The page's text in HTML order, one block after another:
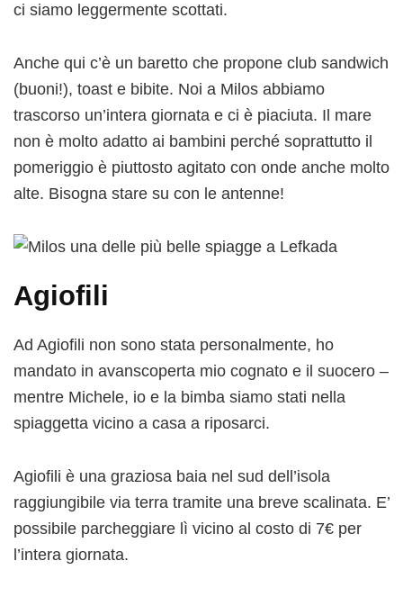
ci siamo leggermente scottati.
Anche qui c’è un baretto che propone club sandwich
(buoni!), toast e bibite. Noi a Milos abbiamo
trascorso un’intera giornata e ci è piaciuta. Il mare
non è molto adatto ai bambini perché soprattutto il
pomeriggio è piuttosto agitato con onde anche molto
alte. Bisogna stare su con le antenne!
Agiofili
Ad Agiofili non sono stata personalmente, ho
mandato in avanscoperta mio cognato e il suocero –
mentre Michele, io e la bimba siamo stati nella
spiaggetta vicino a casa a riposarci.
Agiofili è una graziosa baia nel sud dell’isola
raggiungibile via terra tramite una breve scalinata. E’
possibile parcheggiare lì vicino al costo di 7€ per
l’intera giornata.